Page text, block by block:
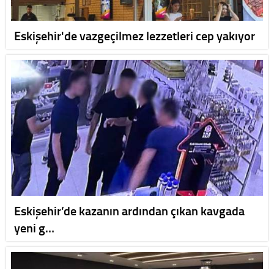
Eskişehir'de vazgeçilmez lezzetleri cep yakıyor
Eskişehir’de kazanın ardından çıkan kavgada
yeni g…